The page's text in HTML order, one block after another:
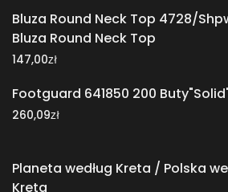
Bluza Round Neck Top 4728/
Bluza Round Neck Top
147,00zł
Footguard 641850 200
260,09zł
Planeta według Kreta / Polska
Kreta